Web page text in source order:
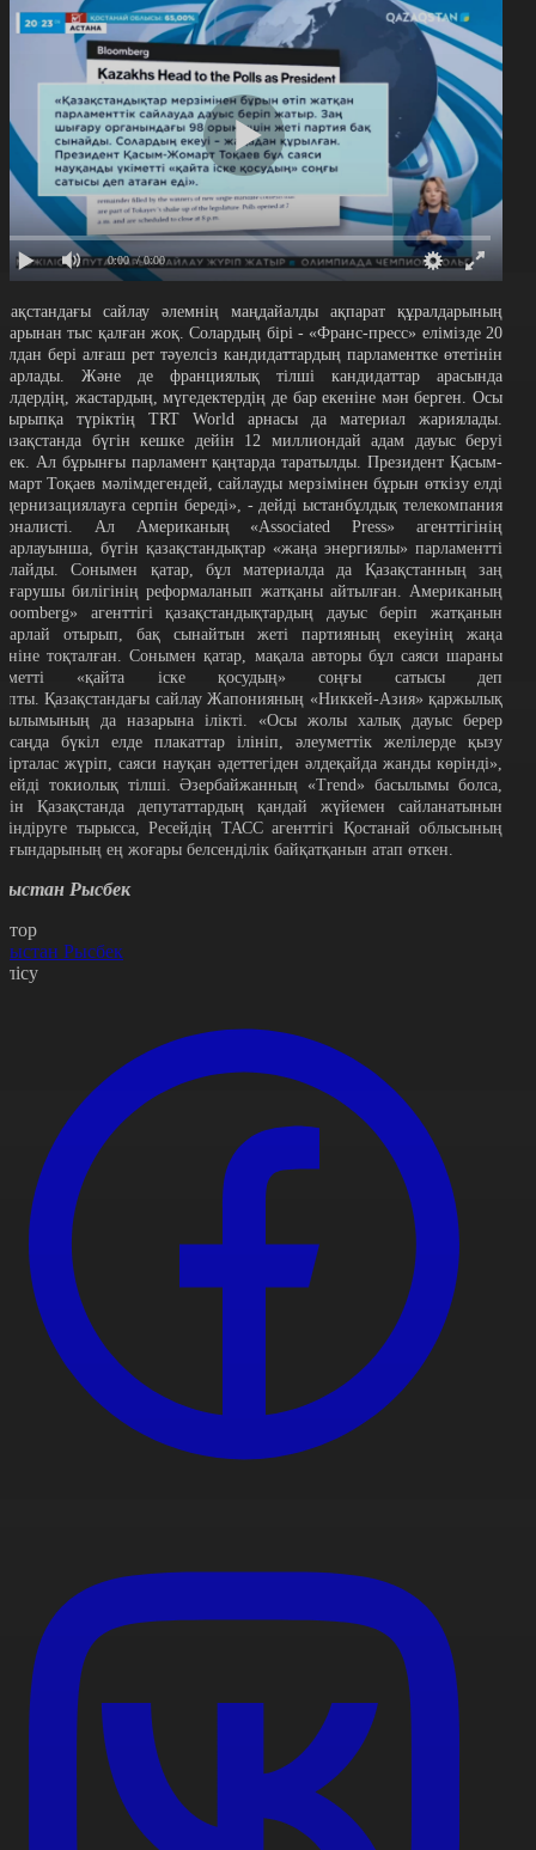
0:00 / 0:00
сайлау әлемнің маңдайалды ақпарат құралдарының
тыс қалған жоқ.Солардың бірі - «Франс-пресс» елімізде 20
бері алғаш рет тәуелсіз кандидаттардың парламентке өтетінін
Және де франциялық тілші кандидаттар арасында
жастардың, мүгедектердің де бар екеніне мән берген. Осы
түріктің TRT World арнасы да материал жариялады.
бүгін кешке дейін 12 миллиондай адам дауыс беруі
Ал бұрынғы парламент қаңтарда таратылды. Президент Қасым-
Тоқаев мәлімдегендей, сайлауды мерзімінен бұрын өткізу елді
серпін береді», - дейді ыстанбұлдық телекомпания
Ал Американың «Associated Press» агенттігінің
бүгін қазақстандықтар «жаңа энергиялы» парламентті
Сонымен қатар, бұл материалда да Қазақстанның заң
билігінің реформаланып жатқаны айтылған. Американың
агенттігі қазақстандықтардың дауыс беріп жатқанын
отырып, бақ сынайтын жеті партияның екеуінің жаңа
тоқталған. Сонымен қатар, мақала авторы бұл саяси шараны
«қайта іске қосудың» соңғы сатысы деп
Қазақстандағы сайлау Жапонияның «Никкей-Азия» қаржылық
да назарына ілікті. «Осы жолы халық дауыс берер
бүкіл елде плакаттар ілініп, әлеуметтік желілерде қызу
жүріп, саяси науқан әдеттегіден әлдеқайда жанды көрінді»,
токиолық тілші.Әзербайжанның «Trend» басылымы болса,
Қазақстанда депутаттардың қандай жүйемен сайланатынын
тырысса, Ресейдің ТАСС агенттігі Қостанай облысының
ең жоғары белсенділік байқатқанын атап өткен.
Рысбек
Рысбек